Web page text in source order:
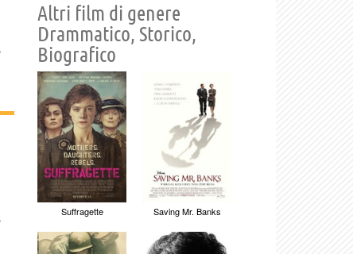
Altri film di genere
Drammatico, Storico,
Biografico
Suffragette Saving Mr. Banks